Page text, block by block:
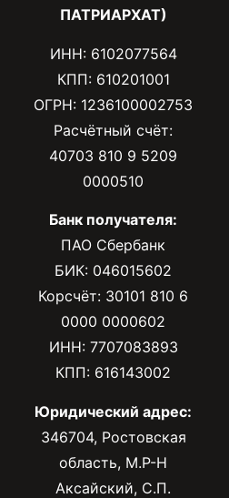
ПАТРИАРХАТ)
ИНН: 6102077564
КПП: 610201001
ОГРН: 1236100002753
Расчётный счёт:
40703 810 9 5209
0000510
Банк получателя:
ПАО Сбербанк
БИК: 046015602
Корсчёт: 30101 810 6
0000 0000602
ИНН: 7707083893
КПП: 616143002
Юридический адрес:
346704, Ростовская
область, М.Р-Н
Аксайский, С.П.